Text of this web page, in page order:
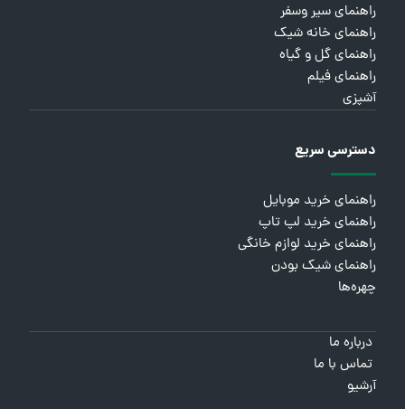
راهنمای سیر وسفر
راهنمای خانه شیک
راهنمای گل و گیاه
راهنمای فیلم
آشپزی
دسترسی سریع
راهنمای خرید موبایل
راهنمای خرید لپ تاپ
راهنمای خرید لوازم خانگی
راهنمای شیک بودن
چهره‌ها
درباره ما
تماس با ما
آرشیو